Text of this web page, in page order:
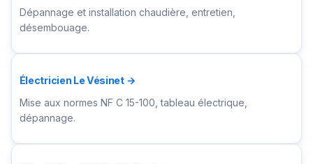
Dépannage et installation chaudière, entretien,
désembouage.
Électricien Le Vésinet →
Mise aux normes NF C 15-100, tableau électrique,
dépannage.